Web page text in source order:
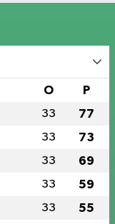
O P
33 77
33 73
33 69
33 59
33 55